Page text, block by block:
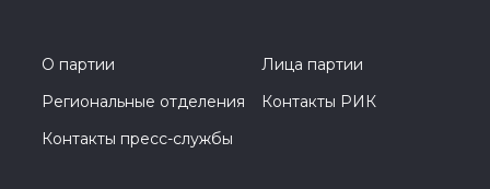
О партии
Лица партии
Региональные отделения
Контакты РИК
Контакты пресс-службы